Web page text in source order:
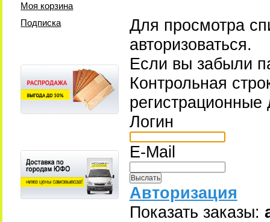
Моя корзина
Подписка
Для просмотра
авторизоваться.
Если вы забыли
Контрольная
Логин
E-Mail
Авторизация
Показать заказы: